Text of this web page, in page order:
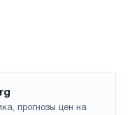
прогнозы цен на